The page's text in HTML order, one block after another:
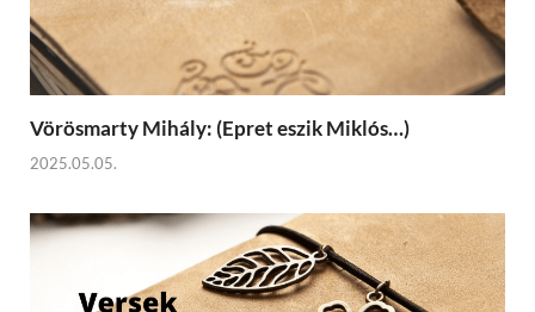
Vörösmarty Mihály: (Epret eszik Miklós…)
2025.05.05.